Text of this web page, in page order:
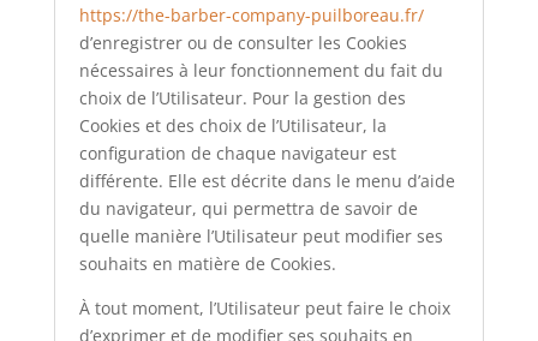
https://the-barber-company-puilboreau.fr/
d’enregistrer ou de consulter les Cookies
nécessaires à leur fonctionnement du fait du
choix de l’Utilisateur. Pour la gestion des
Cookies et des choix de l’Utilisateur, la
configuration de chaque navigateur est
différente. Elle est décrite dans le menu d’aide
du navigateur, qui permettra de savoir de
quelle manière l’Utilisateur peut modifier ses
souhaits en matière de Cookies.
À tout moment, l’Utilisateur peut faire le choix
d’exprimer et de modifier ses souhaits en